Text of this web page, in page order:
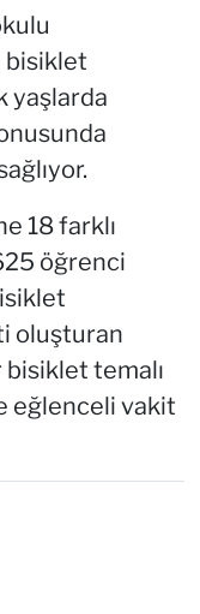
bisiklet
yaşlarda
18 farklı
öğrenci
oluşturan
bisiklet temalı
eğlenceli vakit